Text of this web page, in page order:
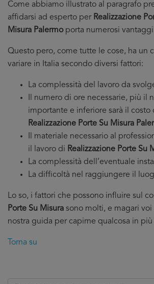
Come abbiamo illustrato al paragrafo
affidarsi ad esperto per Realizzazione
Misura Palermoporta numerosi
Questo pero, come tutte le cose, ha un
variare in Italia secondo diversi fattori:
La complessità del lavoro da
Il numero di ore necessarie, più il
importante e inferiore sarà il costo
Realizzazione Porte Su Misura
Il materiale necessario al
il lavoro di Realizzazione Porte Su
La complessità dell’eventuale
La difficoltà nel raggiungere il
Lo so, i fattori che possono influire sul
Porte Su Misura sono molti, e magari voi
nostra guida per capirne qualcosa in
Torna su